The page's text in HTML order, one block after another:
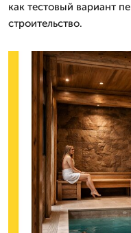
как тестовый вариант
строительство.